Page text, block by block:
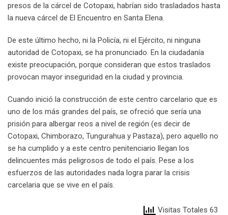
presos de la cárcel de Cotopaxi, habrían sido trasladados hasta
la nueva cárcel de El Encuentro en Santa Elena.
De este último hecho, ni la Policía, ni el Ejército, ni ninguna
autoridad de Cotopaxi, se ha pronunciado. En la ciudadanía
existe preocupación, porque consideran que estos traslados
provocan mayor inseguridad en la ciudad y provincia.
Cuando inició la construcción de este centro carcelario que es
uno de los más grandes del país, se ofreció que sería una
prisión para albergar reos a nivel de región (es decir de
Cotopaxi, Chimborazo, Tungurahua y Pastaza), pero aquello no
se ha cumplido y a este centro penitenciario llegan los
delincuentes más peligrosos de todo el país. Pese a los
esfuerzos de las autoridades nada logra parar la crisis
carcelaria que se vive en el país.
Visitas Totales 63